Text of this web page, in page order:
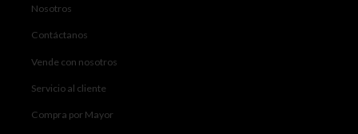
Nosotros
Contáctanos
Vende con nosotros
Servicio al cliente
Compra por Mayor